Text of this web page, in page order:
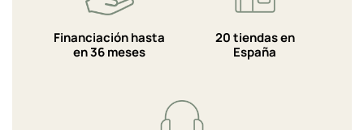
Financiación hasta
en 36 meses
20 tiendas en
España